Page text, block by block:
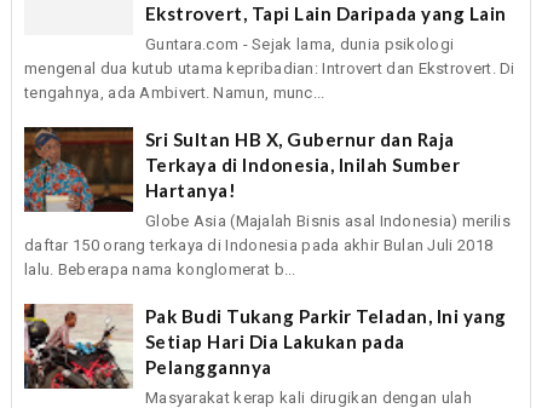
Ekstrovert, Tapi Lain Daripada yang Lain
Guntara.com - Sejak lama, dunia psikologi
mengenal dua kutub utama kepribadian: Introvert dan Ekstrovert. Di
tengahnya, ada Ambivert. Namun, munc...
Sri Sultan HB X, Gubernur dan Raja
Terkaya di Indonesia, Inilah Sumber
Hartanya!
Globe Asia (Majalah Bisnis asal Indonesia) merilis
daftar 150 orang terkaya di Indonesia pada akhir Bulan Juli 2018
lalu. Beberapa nama konglomerat b...
Pak Budi Tukang Parkir Teladan, Ini yang
Setiap Hari Dia Lakukan pada
Pelanggannya
Masyarakat kerap kali dirugikan dengan ulah